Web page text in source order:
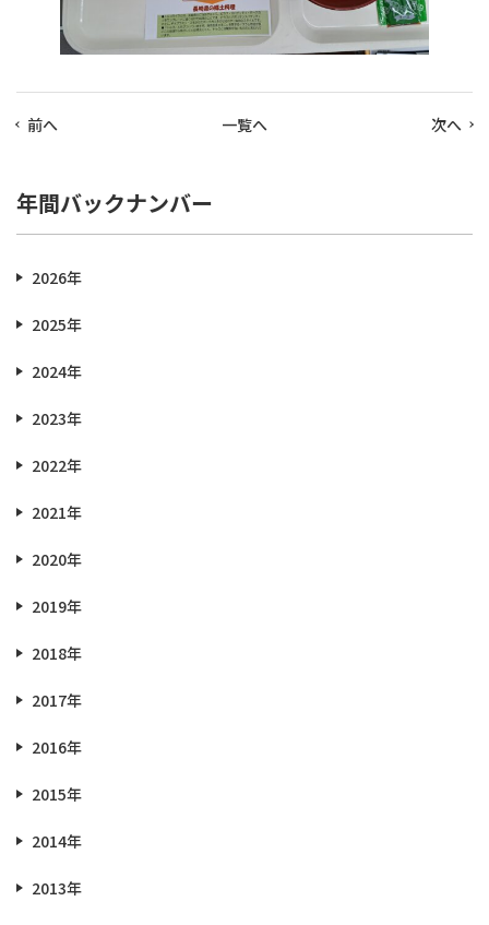
前へ 一覧へ 次へ
年間バックナンバー
2026年
2025年
2024年
2023年
2022年
2021年
2020年
2019年
2018年
2017年
2016年
2015年
2014年
2013年